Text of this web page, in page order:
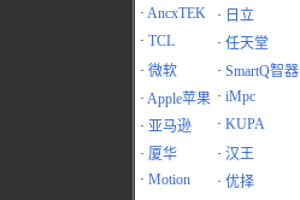
· AncxTEK · 日立
· TCL · 任天堂
· 微软 · SmartQ智器
· Apple苹果 · iMpc
· 亚马逊 · KUPA
· 厦华 · 汉王
· Motion · 优择